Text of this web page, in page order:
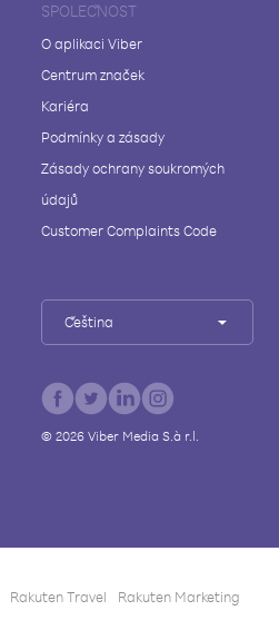
SPOLEČNOST
O aplikaci Viber
Centrum značek
Kariéra
Podmínky a zásady
Zásady ochrany soukromých
údajů
Customer Complaints Code
Čeština
© 2026Viber Media S.à r.l.
Rakuten Travel Rakuten Marketing